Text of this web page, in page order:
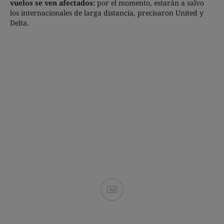
vuelos se ven afectados: por el momento, estarán a salvo
los internacionales de larga distancia, precisaron United y
Delta.
Ad